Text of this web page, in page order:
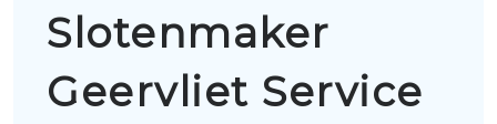
Slotenmaker
Geervliet Service